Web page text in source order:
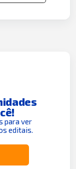
para ver
editais.